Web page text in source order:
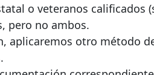
o veteranos calificados
pero no ambos.
aplicaremos otro método